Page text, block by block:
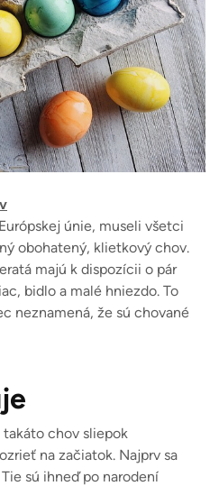
únie, museli všetci
obohatený, klietkový chov.
majú k dispozícii o pár
bidlo a malé hniezdo. To
neznamená, že sú chované
chov sliepok
na začiatok. Najprv sa
sú ihneď po narodení